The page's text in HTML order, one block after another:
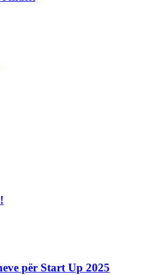
për Start Up 2025